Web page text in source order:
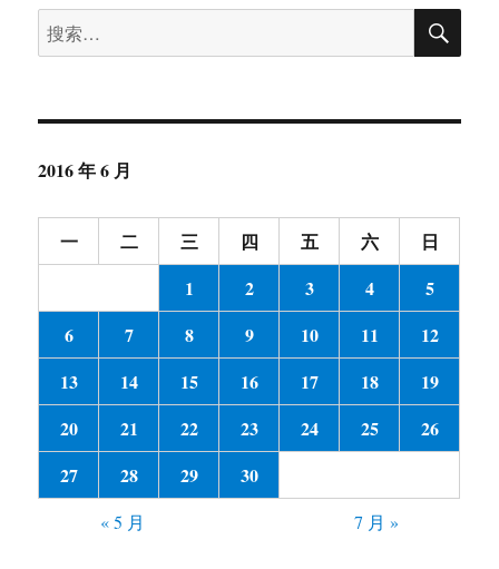
搜
索：
搜
2016 年 6 月
一 二 三 四 五 六
日
1
2 3 4
5
6
7 8 9 10 11
12
13
14 15 16 17 18
19
20
21 22 23 24 25
26
27
28 29 30
« 5 月 7 月 »